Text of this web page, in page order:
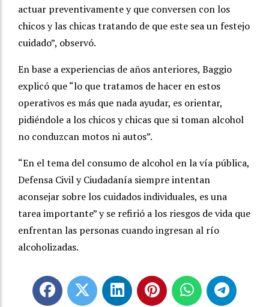
actuar preventivamente y que conversen con los
chicos y las chicas tratando de que este sea un festejo
cuidado”, observó.
En base a experiencias de años anteriores, Baggio
explicó que “lo que tratamos de hacer en estos
operativos es más que nada ayudar, es orientar,
pidiéndole a los chicos y chicas que si toman alcohol
no conduzcan motos ni autos”.
“En el tema del consumo de alcohol en la vía pública,
Defensa Civil y Ciudadanía siempre intentan
aconsejar sobre los cuidados individuales, es una
tarea importante” y se refirió a los riesgos de vida que
enfrentan las personas cuando ingresan al río
alcoholizadas.